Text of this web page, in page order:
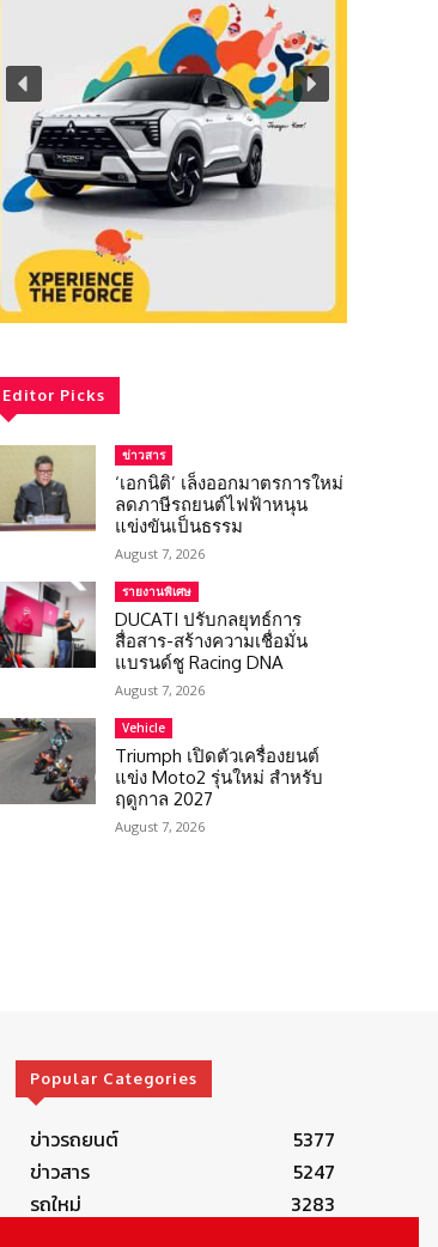
Editor Picks
ข่าวสาร
‘เอกนิติ’ เล็งออกมาตรการใหม่
ลดภาษีรถยนต์ไฟฟ้าหนุน
แข่งขันเป็นธรรม
August 7, 2026
รายงานพิเศษ
DUCATI ปรับกลยุทธ์การ
สื่อสาร-สร้างความเชื่อมั่น
แบรนด์ชู Racing DNA
August 7, 2026
Vehicle
Triumph เปิดตัวเครื่องยนต์
แข่ง Moto2 รุ่นใหม่ สำหรับ
ฤดูกาล 2027
August 7, 2026
Popular Categories
ข่าวรถยนต์
5377
ข่าวสาร
5247
รถใหม่
3283